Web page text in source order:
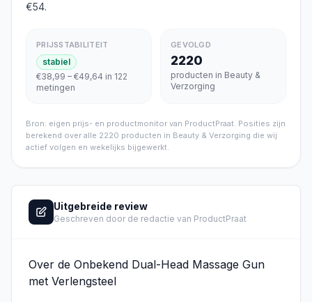
€54.
PRIJSSTABILITEIT
stabiel
€38,99 – €49,64 in 122
metingen
GEVOLGD
2220
producten in Beauty &
Verzorging
Bron: eigen prijs- en productmonitor van ProductPraat. Posities zijn
berekend over alle 2220 producten in Beauty & Verzorging die wij
actief volgen en wekelijks bijgewerkt.
Uitgebreide review
Geschreven door de redactie van ProductPraat
Over de Onbekend Dual-Head Massage Gun
met Verlengsteel